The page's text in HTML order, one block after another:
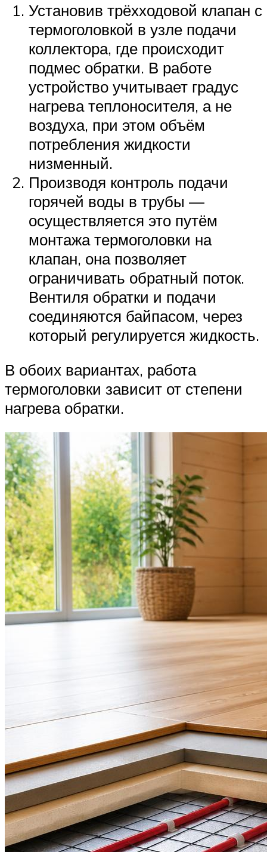
Установив трёхходовой клапан с
термоголовкой в узле подачи
коллектора, где происходит
подмес обратки. В работе
устройство учитывает градус
нагрева теплоносителя, а не
воздуха, при этом объём
потребления жидкости
низменный.
Производя контроль подачи
горячей воды в трубы —
осуществляется это путём
монтажа термоголовки на
клапан, она позволяет
ограничивать обратный поток.
Вентиля обратки и подачи
соединяются байпасом, через
который регулируется жидкость.
В обоих вариантах, работа
термоголовки зависит от степени
нагрева обратки.